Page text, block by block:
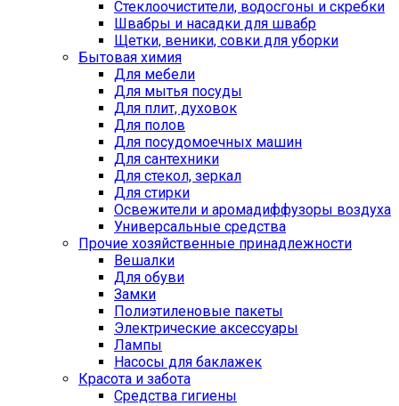
Стеклоочистители, водосгоны и скребки
Швабры и насадки для швабр
Щетки, веники, совки для уборки
Бытовая химия
Для мебели
Для мытья посуды
Для плит, духовок
Для полов
Для посудомоечных машин
Для сантехники
Для стекол, зеркал
Для стирки
Освежители и аромадиффузоры воздуха
Универсальные средства
Прочие хозяйственные принадлежности
Вешалки
Для обуви
Замки
Полиэтиленовые пакеты
Электрические аксессуары
Лампы
Насосы для баклажек
Красота и забота
Средства гигиены